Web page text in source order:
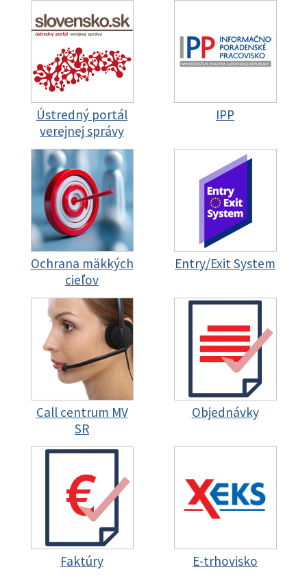
Ústredný portál
verejnej správy
IPP
Ochrana mäkkých
cieľov
Entry/Exit System
Call centrum MV
SR
Objednávky
Faktúry E-trhovisko